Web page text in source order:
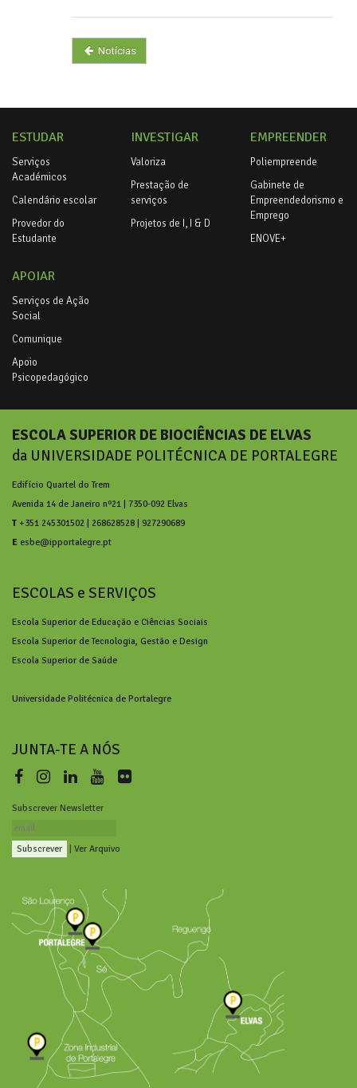
Notícias
ESTUDAR
Serviços
Académicos
Calendário escolar
Provedor do
Estudante
INVESTIGAR
Valoriza
Prestação de
serviços
Projetos de I, I & D
EMPREENDER
Poliempreende
Gabinete de
Empreendedorismo e
Emprego
ENOVE+
APOIAR
Serviços de Ação
Social
Comunique
Apoio
Psicopedagógico
ESCOLA SUPERIOR DE BIOCIÊNCIAS DE ELVAS
da UNIVERSIDADE POLITÉCNICA DE PORTALEGRE
Edifício Quartel do Trem
Avenida 14 de Janeiro nº21 | 7350-092 Elvas
T +351 245301502 | 268628528 | 927290689
E esbe@ipportalegre.pt
ESCOLAS e SERVIÇOS
Escola Superior de Educação e Ciências Sociais
Escola Superior de Tecnologia, Gestão e Design
Escola Superior de Saúde
Universidade Politécnica de Portalegre
JUNTA-TE A NÓS
Subscrever Newsletter
Ver Arquivo